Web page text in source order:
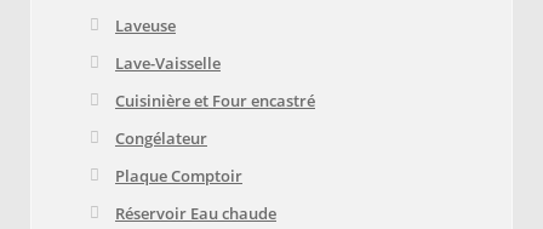
Laveuse
Lave-Vaisselle
Cuisinière et Four encastré
Congélateur
Plaque Comptoir
Réservoir Eau chaude